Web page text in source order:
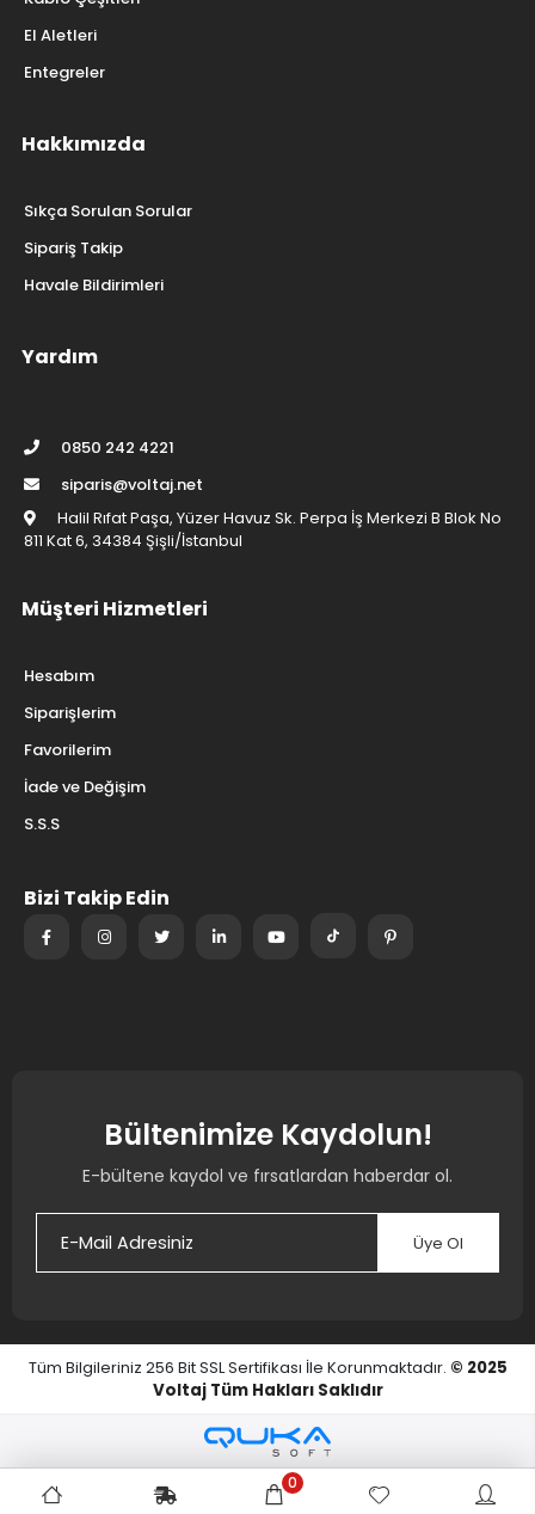
El Aletleri
Entegreler
Hakkımızda
Sıkça Sorulan Sorular
Sipariş Takip
Havale Bildirimleri
Yardım
0850 242 4221
siparis@voltaj.net
Halil Rıfat Paşa, Yüzer Havuz Sk. Perpa İş Merkezi B Blok No
811 Kat 6, 34384 Şişli/İstanbul
Müşteri Hizmetleri
Hesabım
Siparişlerim
Favorilerim
İade ve Değişim
S.S.S
Bizi Takip Edin
Bültenimize Kaydolun!
E-bültene kaydol ve fırsatlardan haberdar ol.
Üye Ol
Tüm Bilgileriniz 256 Bit SSL Sertifikası İle Korunmaktadır. © 2025
Voltaj Tüm Hakları Saklıdır
0